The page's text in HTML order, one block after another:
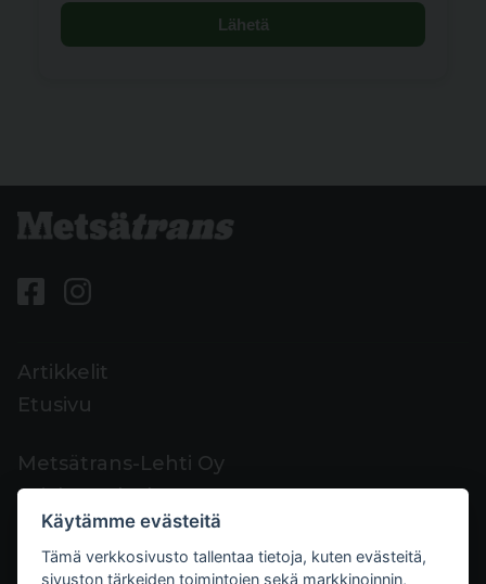
Lähetä
Artikkelit
Etusivu
Metsätrans-Lehti Oy
Asiakaspalvelu
Yhteystiedot
Palaute
Käytämme evästeitä
Tämä verkkosivusto tallentaa tietoja, kuten evästeitä,
sivuston tärkeiden toimintojen sekä markkinoinnin,